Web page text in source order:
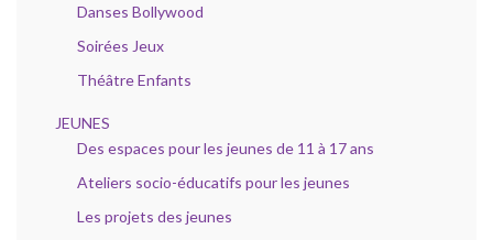
Danses Bollywood
Soirées Jeux
Théâtre Enfants
JEUNES
Des espaces pour les jeunes de 11 à 17 ans
Ateliers socio-éducatifs pour les jeunes
Les projets des jeunes